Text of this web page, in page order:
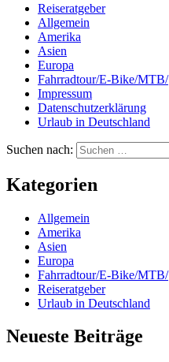
Reiseratgeber
Allgemein
Amerika
Asien
Europa
Fahrradtour/E-Bike/MTB/
Impressum
Datenschutzerklärung
Urlaub in Deutschland
Suchen nach:
Kategorien
Allgemein
Amerika
Asien
Europa
Fahrradtour/E-Bike/MTB/
Reiseratgeber
Urlaub in Deutschland
Neueste Beiträge